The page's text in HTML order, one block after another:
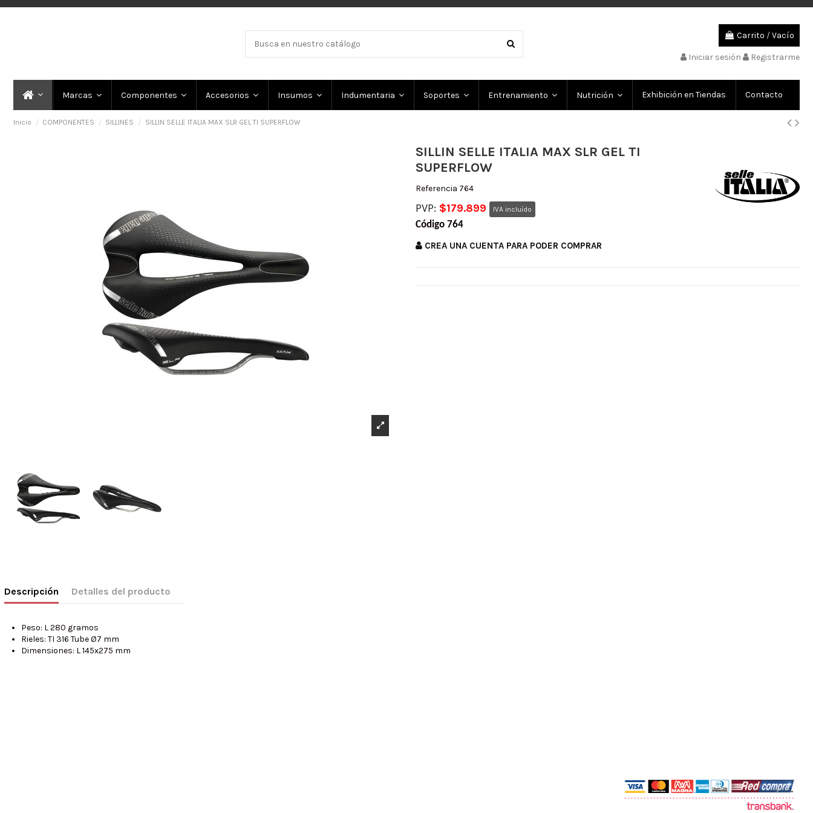
Carrito /Vacío
Iniciar sesión Registrarme
Marcas Componentes Accesorios Insumos Indumentaria Soportes Entrenamiento Nutrición Exhibición en Tiendas Contacto
Inicio COMPONENTES SILLINES SILLIN SELLE ITALIA MAX SLR GEL TI SUPERFLOW
SILLIN SELLE ITALIA MAX SLR GEL TI
SUPERFLOW
Referencia 764
PVP: $179.899 IVA incluído
Código 764
CREA UNA CUENTA PARA PODER COMPRAR
Descripción Detalles del producto
Peso: L 280 gramos
Rieles: TI 316 Tube Ø7 mm
Dimensiones: L 145x275 mm